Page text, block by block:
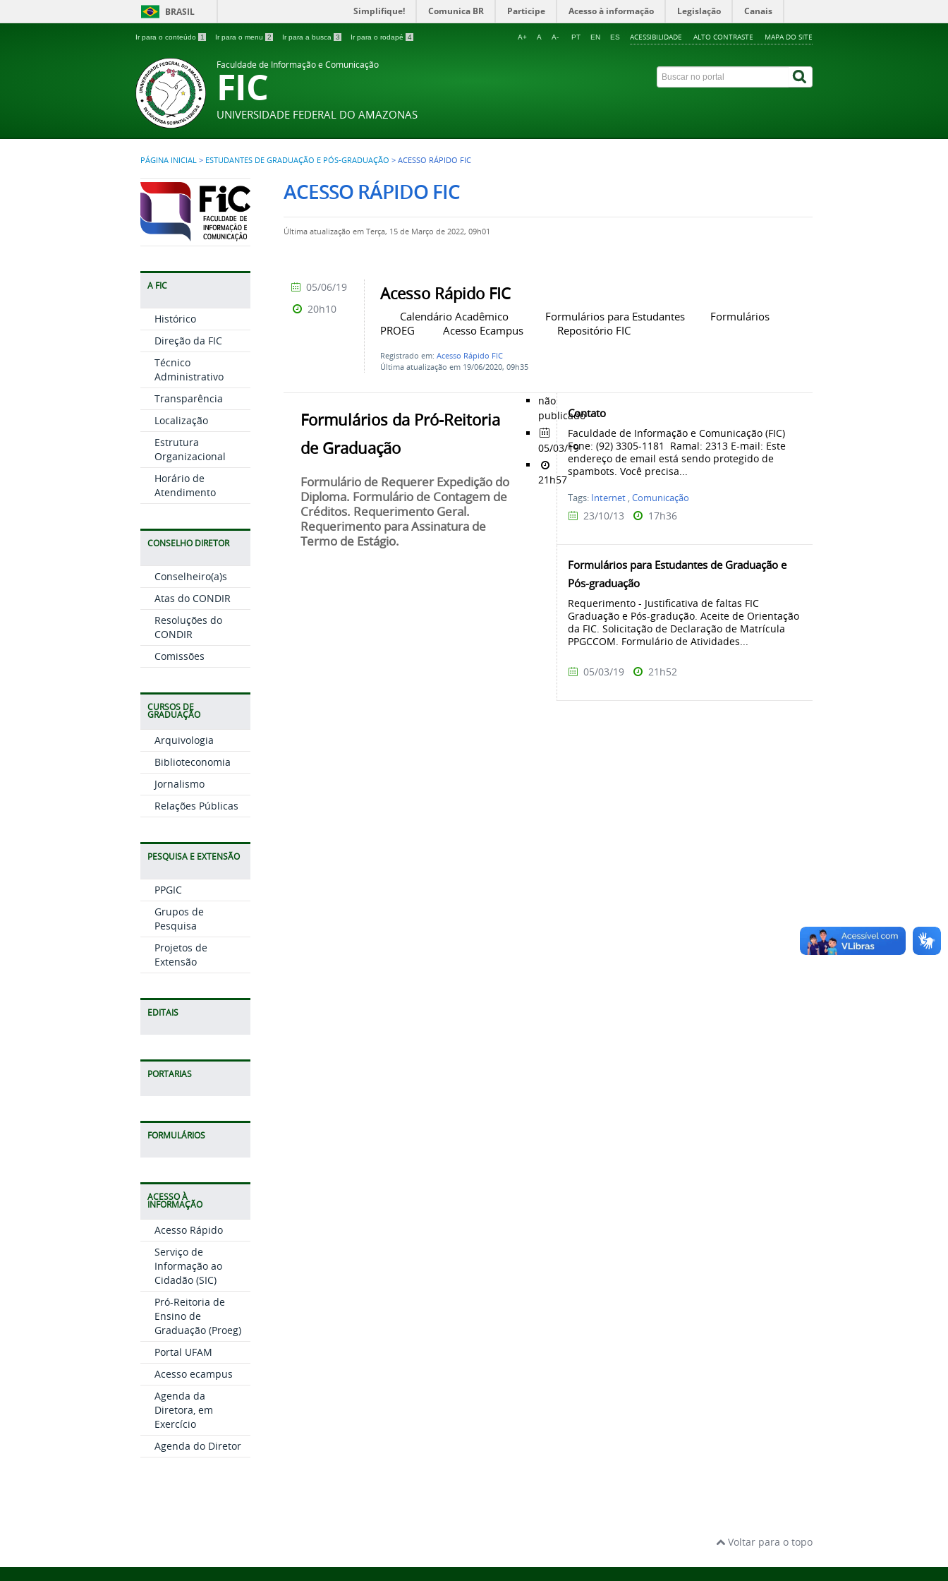
BRASIL Simplifique! Comunica BR Participe Acesso à informação Legislação Canais
Ir para o conteúdo 1 Ir para o menu 2 Ir para a busca 3 Ir para o rodapé 4 ACESSIBILIDADE ALTO CONTRASTE MAPA DO SITE
A+ A A- PT EN ES
Faculdade de Informação e Comunicação
FIC
UNIVERSIDADE FEDERAL DO AMAZONAS
PÁGINA INICIAL > ESTUDANTES DE GRADUAÇÃO E PÓS-GRADUAÇÃO > ACESSO RÁPIDO FIC
A FIC
Histórico
Direção da FIC
Técnico
Administrativo
Transparência
Localização
Estrutura
Organizacional
Horário de
Atendimento
CONSELHO DIRETOR
Conselheiro(a)s
Atas do CONDIR
Resoluções do
CONDIR
Comissões
CURSOS DE
GRADUAÇÃO
Arquivologia
Biblioteconomia
Jornalismo
Relações Públicas
PESQUISA E EXTENSÃO
PPGIC
Grupos de
Pesquisa
Projetos de
Extensão
EDITAIS
PORTARIAS
FORMULÁRIOS
ACESSO À
INFORMAÇÃO
Acesso Rápido
Serviço de
Informação ao
Cidadão (SIC)
Pró-Reitoria de
Ensino de
Graduação (Proeg)
Portal UFAM
Acesso ecampus
Agenda da
Diretora, em
Exercício
Agenda do Diretor
ACESSO RÁPIDO FIC
Última atualização em Terça, 15 de Março de 2022, 09h01
Acesso Rápido FIC
Calendário Acadêmico Formulários para Estudantes Formulários
PROEG Acesso Ecampus Repositório FIC
Registrado em:Acesso Rápido FIC
Última atualização em 19/06/2020, 09h35
05/06/19
20h10
Formulários da Pró-Reitoria
de Graduação
Formulário de Requerer Expedição do
Diploma. Formulário de Contagem de
Créditos. Requerimento Geral.
Requerimento para Assinatura de
Termo de Estágio.
não
publicado
05/03/19
21h57
Contato
Faculdade de Informação e Comunicação (FIC)
Fone: (92) 3305-1181 Ramal: 2313 E-mail: Este
endereço de email está sendo protegido de
spambots. Você precisa...
Tags: Internet ,Comunicação
23/10/13 17h36
Formulários para Estudantes de Graduação e
Pós-graduação
Requerimento - Justificativa de faltas FIC
Graduação e Pós-gradução. Aceite de Orientação
da FIC. Solicitação de Declaração de Matrícula
PPGCCOM. Formulário de Atividades...
05/03/19 21h52
Voltar para o topo